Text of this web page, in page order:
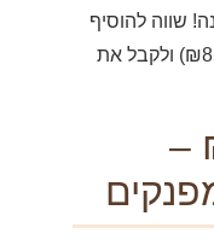
שווה להוסיף
(החל מ-₪85) ולקבל את
👑 ₪400–₪550 –